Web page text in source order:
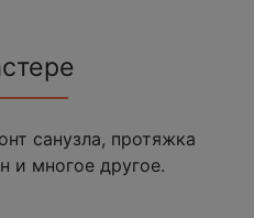
санузла, протяжка
и многое другое.